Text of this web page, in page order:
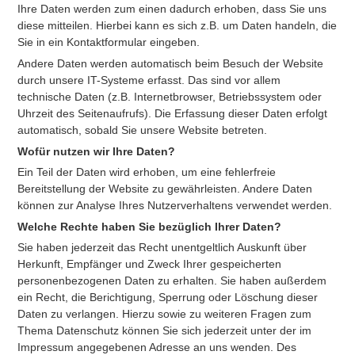
Ihre Daten werden zum einen dadurch erhoben, dass Sie uns
diese mitteilen. Hierbei kann es sich z.B. um Daten handeln, die
Sie in ein Kontaktformular eingeben.
Andere Daten werden automatisch beim Besuch der Website
durch unsere IT-Systeme erfasst. Das sind vor allem
technische Daten (z.B. Internetbrowser, Betriebssystem oder
Uhrzeit des Seitenaufrufs). Die Erfassung dieser Daten erfolgt
automatisch, sobald Sie unsere Website betreten.
Wofür nutzen wir Ihre Daten?
Ein Teil der Daten wird erhoben, um eine fehlerfreie
Bereitstellung der Website zu gewährleisten. Andere Daten
können zur Analyse Ihres Nutzerverhaltens verwendet werden.
Welche Rechte haben Sie bezüglich Ihrer Daten?
Sie haben jederzeit das Recht unentgeltlich Auskunft über
Herkunft, Empfänger und Zweck Ihrer gespeicherten
personenbezogenen Daten zu erhalten. Sie haben außerdem
ein Recht, die Berichtigung, Sperrung oder Löschung dieser
Daten zu verlangen. Hierzu sowie zu weiteren Fragen zum
Thema Datenschutz können Sie sich jederzeit unter der im
Impressum angegebenen Adresse an uns wenden. Des